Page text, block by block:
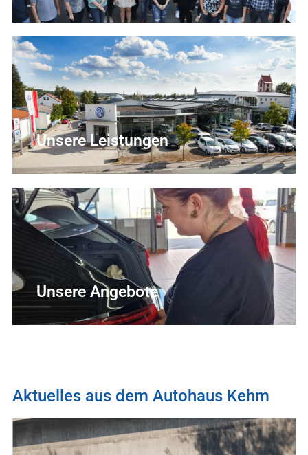
Unsere Leistungen
Unsere Angebote
Aktuelles aus dem Autohaus Kehm